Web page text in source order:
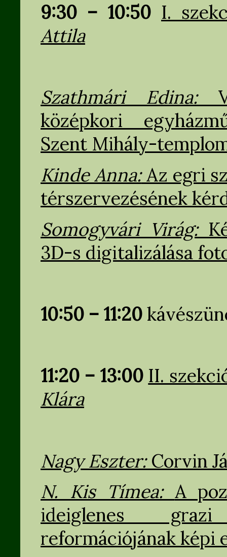
9:30 – 10:50 I.
Attila
Szathmári Edina:
középkori
Szent Mihály-
Kinde Anna:Az egri
térszervezésének
Somogyvári Virág:
3D-s digitalizálása
10:50 – 11:20
11:20 – 13:00 II.
Klára
Nagy Eszter:Corvin
N. Kis Tímea: A
ideiglenes
reformációjának képi